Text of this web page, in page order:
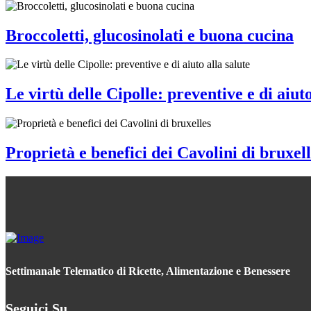
Broccoletti, glucosinolati e buona cucina
Le virtù delle Cipolle: preventive e di
Proprietà e benefici dei Cavolini di
Settimanale Telematico di Ricette, Alimentazione e Benessere